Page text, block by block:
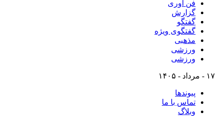
فن آوری
گزارش
گفتگو
گفتگوی ویژه
مذهبی
ورزشی
ورزشی
۱۷ - مرداد - ۱۴۰۵
پیوندها
تماس با ما
وبلاگ